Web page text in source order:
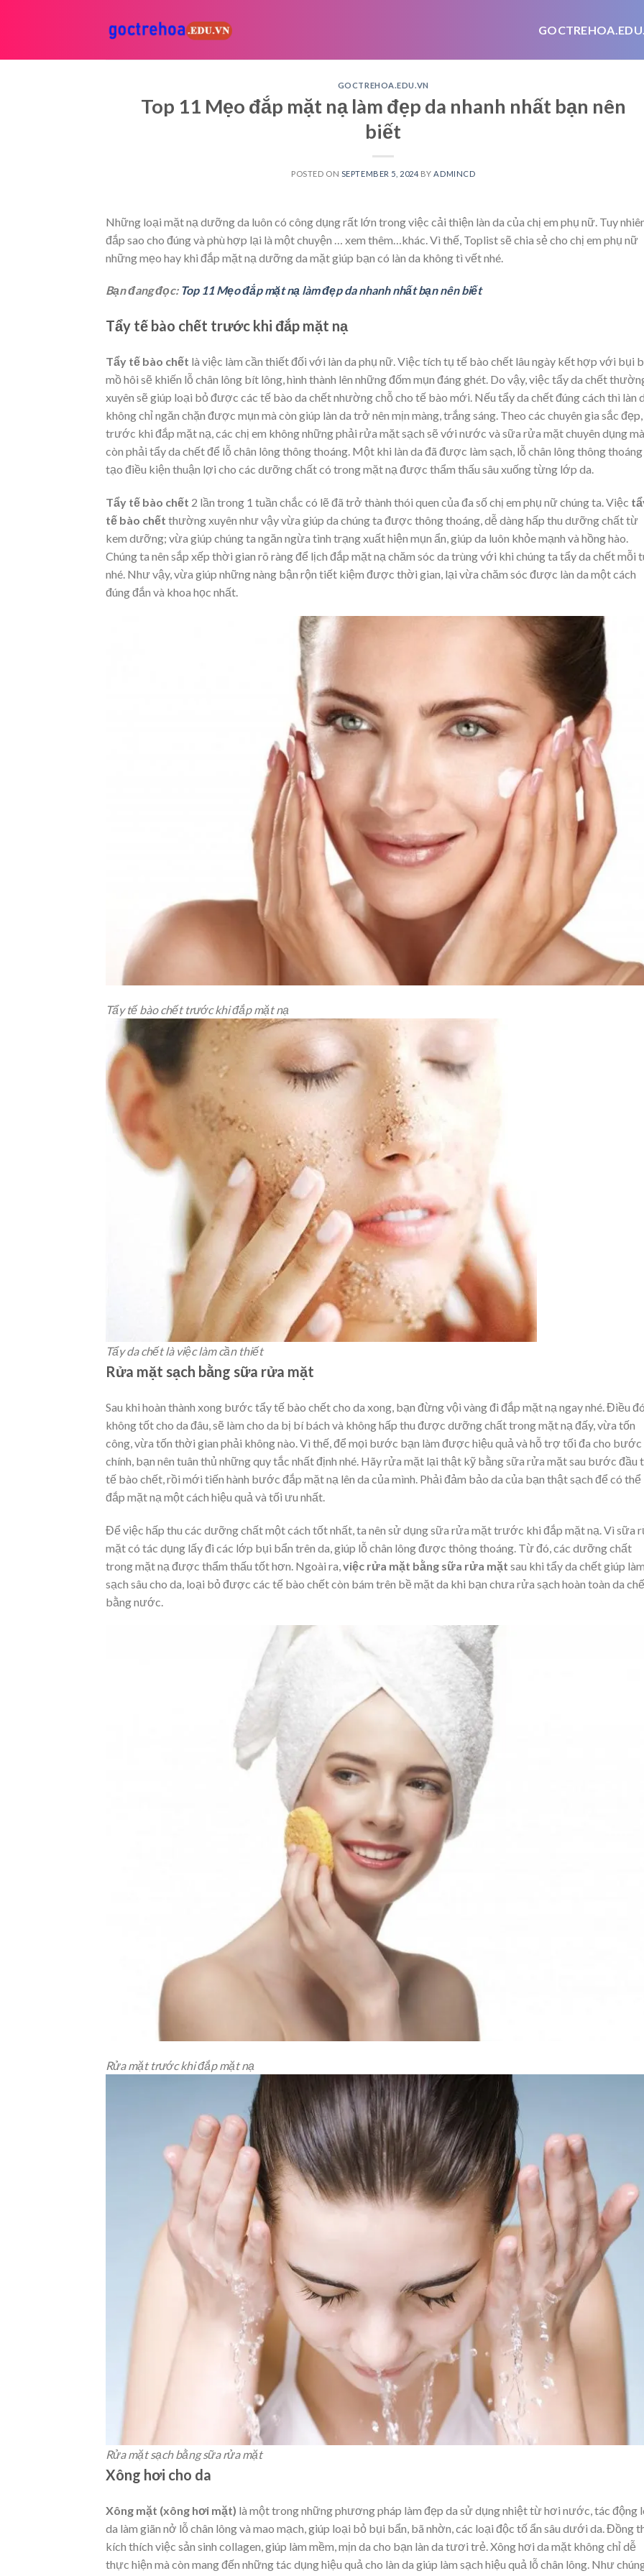
GOCTREHOA.EDU.VN
Top 11 Mẹo đắp mặt nạ làm đẹp da nhanh nhất bạn nên
biết
POSTED ON SEPTEMBER 5, 2024 BY ADMINCD
Những loại mặt nạ dưỡng da luôn có công dụng rất lớn trong việc cải thiện làn da của chị em phụ nữ. Tuy
đắp sao cho đúng và phù hợp lại là một chuyện
… xem thêm… khác. Vì thế, Toplist sẽ chia sẻ cho chị em phụ nữ
những mẹo hay khi đắp mặt nạ dưỡng da mặt giúp bạn có làn da không tì vết nhé.
Bạn đang đọc: Top 11 Mẹo đắp mặt nạ làm đẹp da nhanh nhất bạn nên biết
Tẩy tế bào chết trước khi đắp mặt nạ
Tẩy tế bào chết là việc làm cần thiết đối với làn da phụ nữ. Việc tích tụ tế bào chết lâu ngày kết hợp với bụi
mồ hôi sẽ khiến lỗ chân lông bít lông, hình thành lên những đốm mụn đáng ghét. Do vậy, việc tẩy da chết
xuyên sẽ giúp loại bỏ được các tế bào da chết nhường chỗ cho tế bào mới. Nếu tẩy da chết đúng cách thì làn
không chỉ ngăn chặn được mụn mà còn giúp làn da trở nên mịn màng, trắng sáng. Theo các chuyên gia sắc đẹp,
trước khi đắp mặt nạ, các chị em không những phải rửa mặt sạch sẽ với nước và sữa rửa mặt chuyên dụng mà
còn phải tẩy da chết để lỗ chân lông thông thoáng. Một khi làn da đã được làm sạch, lỗ chân lông thông thoáng
tạo điều kiện thuận lợi cho các dưỡng chất có trong mặt nạ được thẩm thấu sâu xuống từng lớp da.
Tẩy tế bào chết 2 lần trong 1 tuần chắc có lẽ đã trở thành thói quen của đa số chị em phụ nữ chúng ta. Việc
tế bào chết thường xuyên như vậy vừa giúp da chúng ta được thông thoáng, dễ dàng hấp thu dưỡng chất từ
kem dưỡng; vừa giúp chúng ta ngăn ngừa tình trạng xuất hiện mụn ẩn, giúp da luôn khỏe mạnh và hồng hào.
Chúng ta nên sắp xếp thời gian rõ ràng để lịch đắp mặt nạ chăm sóc da trùng với khi chúng ta tẩy da chếtmỗi
nhé. Như vậy, vừa giúp những nàng bận rộn tiết kiệm được thời gian, lại vừa chăm sóc được làn da một cách
đúng đắn và khoa học nhất.
Tẩy tế bào chết trước khi đắp mặt nạ
Tẩy da chết là việc làm cần thiết
Rửa mặt sạch bằng sữa rửa mặt
Sau khi hoàn thành xong bước tẩy tế bào chết cho da xong, bạn đừng vội vàng đi đắp mặt nạ ngay nhé. Điều
không tốt cho da đâu, sẽ làm cho da bị bí bách và không hấp thu được dưỡng chất trong mặt nạ đấy, vừa tốn
công, vừa tốn thời gian phải không nào. Vì thế, để mọi bước bạn làm được hiệu quả và hỗ trợ tối đa cho bước
chính, bạn nên tuân thủ những quy tắc nhất định nhé. Hãy rửa mặt lại thật kỹ bằng sữa rửa mặt sau bước đầu
tế bào chết, rồi mới tiến hành bước đắp mặt nạ lên da của mình. Phải đảm bảo da của bạn thật sạch để có thể
đắp mặt nạ một cách hiệu quả và tối ưu nhất.
Để việc hấp thu các dưỡng chất một cách tốt nhất, ta nên sử dụng sữa rửa mặt trước khi đắp mặt nạ. Vì sữa
mặtcó tác dụng lấy đi các lớp bụi bẩn trên da, giúp lỗ chân lông được thông thoáng. Từ đó, các dưỡng chất
trong mặt nạ được thẩm thấu tốt hơn. Ngoài ra, việc rửa mặt bằng sữa rửa mặt sau khi tẩy da chết giúp làm
sạch sâu cho da, loại bỏ được các tế bào chết còn bám trên bề mặt da khi bạn chưa rửa sạch hoàn toàn da
bằng nước.
Rửa mặt trước khi đắp mặt nạ
Rửa mặt sạch bằng sữa rửa mặt
Xông hơi cho da
Xông mặt (xông hơi mặt) là một trong những phương pháp làm đẹp da sử dụng nhiệt từ hơi nước, tác động
da làm giãn nở lỗ chân lông và mao mạch, giúp loại bỏ bụi bẩn, bã nhờn, các loại độc tố ẩn sâu dưới da. Đồng
kích thích việc sản sinh collagen, giúp làm mềm, mịn da cho bạn làn da tươi trẻ. Xông hơi da mặt không chỉ dễ
thực hiện mà còn mang đến những tác dụng hiệu quả cho làn da giúp làm sạch hiệu quả lỗ chân lông. Như